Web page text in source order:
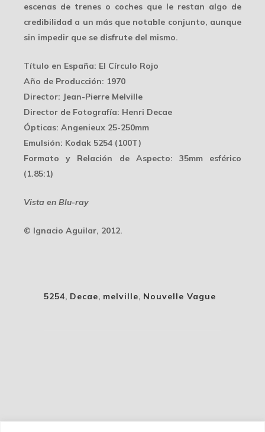
escenas de trenes o coches que le restan algo de
credibilidad a un más que notable conjunto, aunque
sin impedir que se disfrute del mismo.
Título en España: El Círculo Rojo
Año de Producción: 1970
Director: Jean-Pierre Melville
Director de Fotografía: Henri Decae
Ópticas: Angenieux 25-250mm
Emulsión: Kodak 5254 (100T)
Formato y Relación de Aspecto: 35mm esférico
(1.85:1)
Vista en Blu-ray
© Ignacio Aguilar, 2012.
5254, Decae, melville, Nouvelle Vague